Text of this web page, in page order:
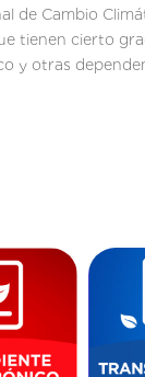
de Cambio
tienen cierto
y otras